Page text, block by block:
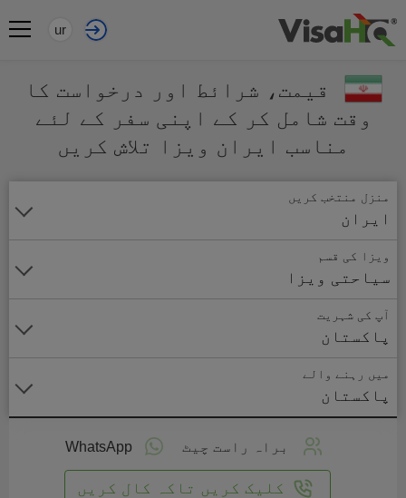
ur
قیمت، شرائط اور درخواست کا
وقت شامل کر کے اپنی سفر کے لئے
مناسب ایران ویزا تلاش کریں
منزل منتخب کریں
ایران
ویزا کی قسم
سیاحتی ویزا
آپ کی شہریت
پاکستان
میں رہنے والے
پاکستان
براہ راست چیٹ WhatsApp
کلیک کریں تاکہ کال کریں